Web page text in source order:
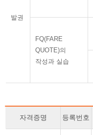
발권
FQ(FARE
QUOTE)의
작성과 실습
자격증명 등록번호